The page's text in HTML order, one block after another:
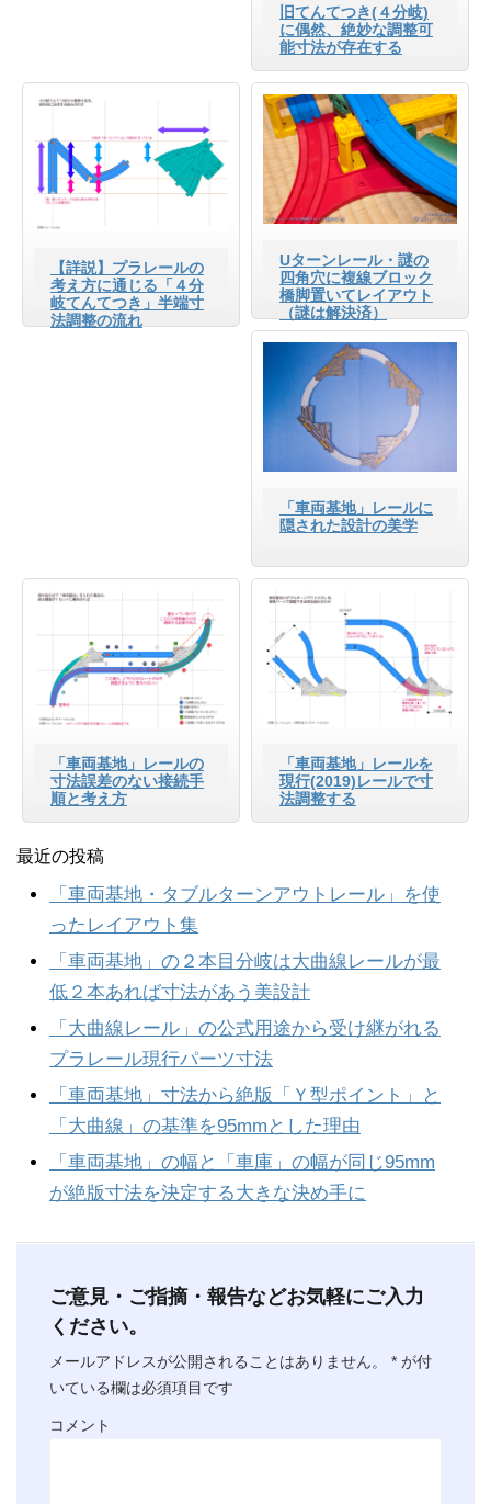
旧てんてつき(４分岐)
に偶然、絶妙な調整可
能寸法が存在する
【詳説】プラレールの
考え方に通じる「４分
岐てんてつき」半端寸
法調整の流れ
Uターンレール・謎の
四角穴に複線ブロック
橋脚置いてレイアウト
（謎は解決済）
「車両基地」レールに
隠された設計の美学
「車両基地」レールの
寸法誤差のない接続手
順と考え方
「車両基地」レールを
現行(2019)レールで寸
法調整する
最近の投稿
「車両基地・タブルターンアウトレール」を使
ったレイアウト集
「車両基地」の２本目分岐は大曲線レールが最
低２本あれば寸法があう美設計
「大曲線レール」の公式用途から受け継がれる
プラレール現行パーツ寸法
「車両基地」寸法から絶版「Ｙ型ポイント」と
「大曲線」の基準を95mmとした理由
「車両基地」の幅と「車庫」の幅が同じ95mm
が絶版寸法を決定する大きな決め手に
ご意見・ご指摘・報告などお気軽にご入力
ください。
メールアドレスが公開されることはありません。 * が付
いている欄は必須項目です
コメント